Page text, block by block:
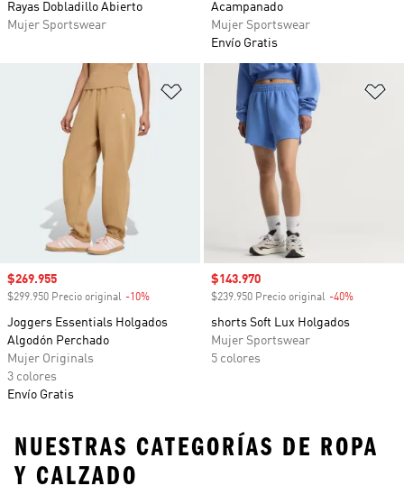
Rayas Dobladillo Abierto
Mujer Sportswear
Acampanado
Mujer Sportswear
Envío Gratis
Añadir a la lista de deseos
Precio de venta
$269.955
$299.950 Precio original -10%
Joggers Essentials Holgados
Algodón Perchado
Mujer Originals
3 colores
Envío Gratis
Precio de venta
$143.970
$239.950 Precio original -40%
shorts Soft Lux Holgados
Mujer Sportswear
5 colores
NUESTRAS CATEGORÍAS DE ROPA
Y CALZADO